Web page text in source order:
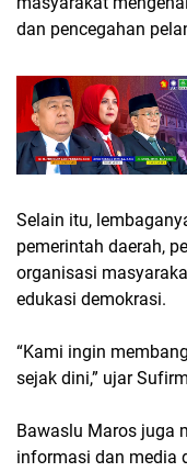
dan pencegahan
Selain itu,
pemerintah daerah,
organisasi
edukasi demokrasi.
“Kami ingin
sejak dini,” ujar
Bawaslu Maros juga
informasi dan media